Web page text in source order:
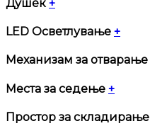
Душек +
LED Осветлување +
Механизам за отварање
Места за седење +
Простор за складирање